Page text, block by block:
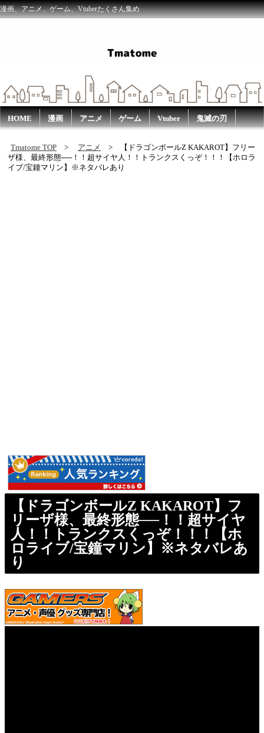
漫画、アニメ、ゲーム、Vtuberたくさん集め
HOME 漫画 アニメ ゲーム Vtuber 鬼滅の刃
Tmatome TOP アニメ
【ドラゴンボールZ KAKAROT】フリー
ザ様、最終形態──！！超サイヤ人！！トランクスくっぞ！！！【ホロラ
イブ/宝鐘マリン】※ネタバレあり
【ドラゴンボールZ KAKAROT】フ
リーザ様、最終形態──！！超サイヤ
人！！トランクスくっぞ！！！【ホ
ロライブ/宝鐘マリン】※ネタバレあ
り